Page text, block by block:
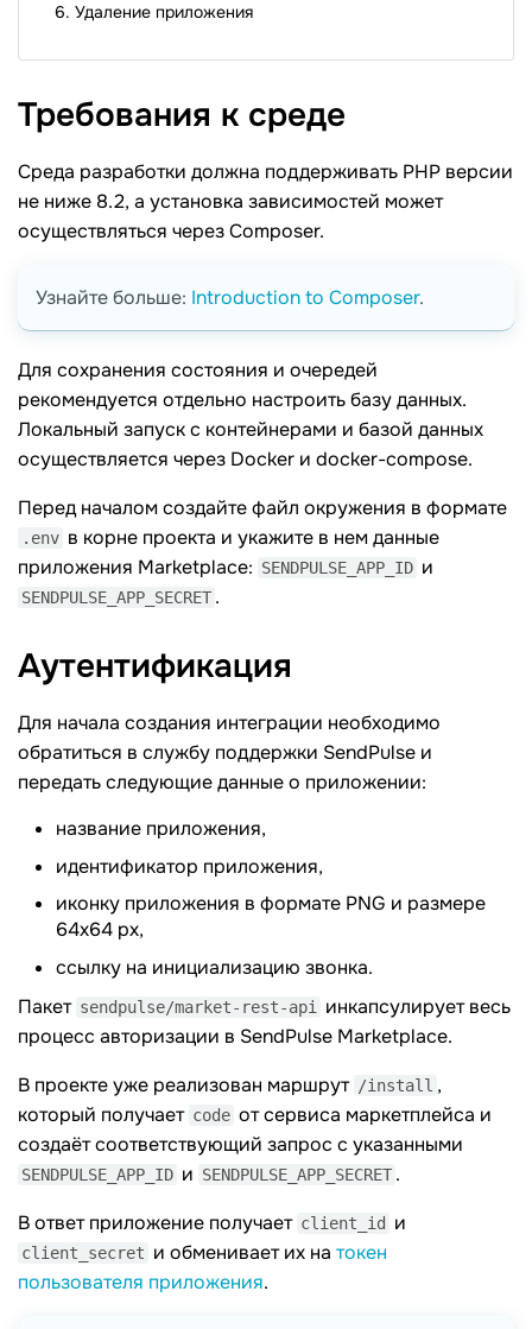
Удаление приложения
Требования к среде
Среда разработки должна поддерживать PHP версии
не ниже 8.2, а установка зависимостей может
осуществляться через Composer.
Узнайте больше: Introduction to Composer.
Для сохранения состояния и очередей
рекомендуется отдельно настроить базу данных.
Локальный запуск с контейнерами и базой данных
осуществляется через Docker и docker-compose.
Перед началом создайте файл окружения в формате
.env в корне проекта и укажите в нем данные
приложения Marketplace: SENDPULSE_APP_ID и
SENDPULSE_APP_SECRET .
Аутентификация
Для начала создания интеграции необходимо
обратиться в службу поддержки SendPulse и
передать следующие данные о приложении:
название приложения,
идентификатор приложения,
иконку приложения в формате PNG и размере
64х64 px,
ссылку на инициализацию звонка.
Пакет sendpulse/market-rest-api инкапсулирует весь
процесс авторизации в SendPulse Marketplace.
В проекте уже реализован маршрут /install ,
который получает code от сервиса маркетплейса и
создаёт соответствующий запрос с указанными
SENDPULSE_APP_ID и SENDPULSE_APP_SECRET .
В ответ приложение получает client_id и
client_secret и обменивает их на токен
пользователя приложения.